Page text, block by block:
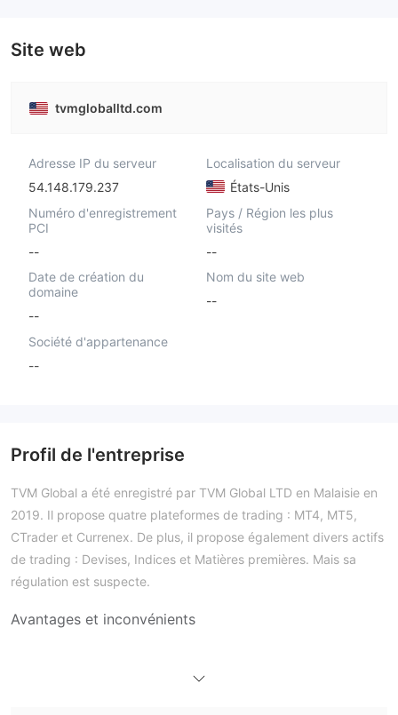
Site web
tvmgloballtd.com
Adresse IP du serveur
54.148.179.237
Localisation du serveur
États-Unis
Numéro d'enregistrement
PCI
--
Pays / Région les plus
visités
--
Date de création du
domaine
--
Nom du site web
--
Société d'appartenance
--
Profil de l'entreprise
TVM Global a été enregistré par TVM Global LTD en Malaisie en
2019. Il propose quatre plateformes de trading : MT4, MT5,
CTrader et Currenex. De plus, il propose également divers actifs
de trading : Devises, Indices et Matières premières. Mais sa
régulation est suspecte.
Avantages et inconvénients
La régulation de TVM Global est suspecte. TVM Global prétend